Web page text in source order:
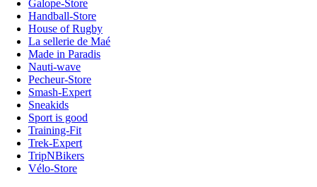
Galope-Store
Handball-Store
House of Rugby
La sellerie de Maé
Made in Paradis
Nauti-wave
Pecheur-Store
Smash-Expert
Sneakids
Sport is good
Training-Fit
Trek-Expert
TripNBikers
Vélo-Store